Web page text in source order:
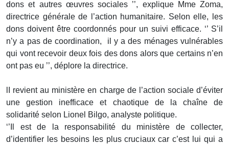
dons et autres œuvres sociales ’’, explique Mme Zoma,
directrice générale de l’action humanitaire. Selon elle, les
dons doivent être coordonnés pour un suivi efficace. ‘’ S’il
n’y a pas de coordination, il y a des ménages vulnérables
qui vont recevoir deux fois des dons alors que certains n’en
ont pas eu ’’, déplore la directrice.
lI revient au ministère en charge de l’action sociale d’éviter
une gestion inefficace et chaotique de la chaîne de
solidarité selon Lionel Bilgo, analyste politique.
‘’Il est de la responsabilité du ministère de collecter,
d’identifier les besoins les plus cruciaux car c’est lui qui a